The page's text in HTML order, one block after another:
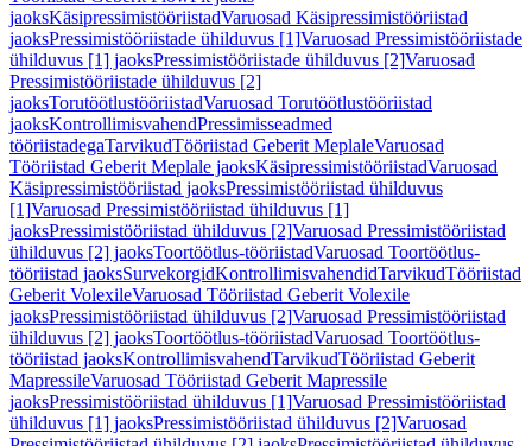
jaoksKäsipressimistööriistadVaruosad Käsipressimistööriistad
jaoksPressimistööriistade ühilduvus [1]Varuosad Pressimistööriistade
ühilduvus [1] jaoksPressimistööriistade ühilduvus [2]Varuosad
Pressimistööriistade ühilduvus [2]
jaoksTorutöötlustööriistadVaruosad Torutöötlustööriistad
jaoksKontrollimisvahendPressimisseadmed
tööriistadegaTarvikudTööriistad Geberit MeplaleVaruosad
Tööriistad Geberit Meplale jaoksKäsipressimistööriistadVaruosad
Käsipressimistööriistad jaoksPressimistööriistad ühilduvus
[1]Varuosad Pressimistööriistad ühilduvus [1]
jaoksPressimistööriistad ühilduvus [2]Varuosad Pressimistööriistad
ühilduvus [2] jaoksToortöötlus-tööriistadVaruosad Toortöötlus-
tööriistad jaoksSurvekorgidKontrollimisvahendidTarvikudTööriistad
Geberit VolexileVaruosad Tööriistad Geberit Volexile
jaoksPressimistööriistad ühilduvus [2]Varuosad Pressimistööriistad
ühilduvus [2] jaoksToortöötlus-tööriistadVaruosad Toortöötlus-
tööriistad jaoksKontrollimisvahendTarvikudTööriistad Geberit
MapressileVaruosad Tööriistad Geberit Mapressile
jaoksPressimistööriistad ühilduvus [1]Varuosad Pressimistööriistad
ühilduvus [1] jaoksPressimistööriistad ühilduvus [2]Varuosad